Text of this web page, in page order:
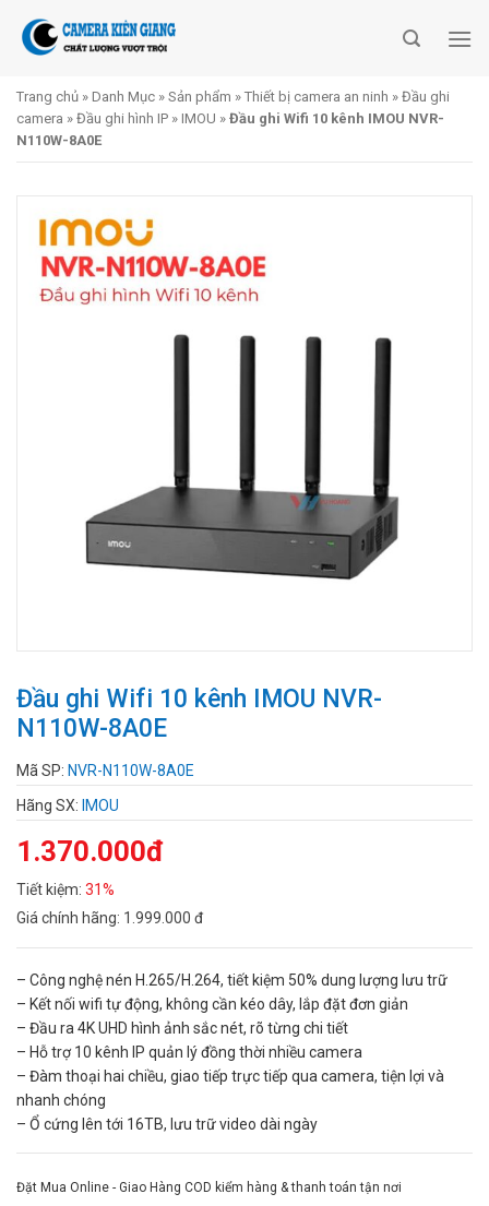
Trang chủ » Danh Mục » Sản phẩm » Thiết bị camera an ninh » Đầu ghi
camera » Đầu ghi hình IP » IMOU » Đầu ghi Wifi 10 kênh IMOU NVR-
N110W-8A0E
Đầu ghi Wifi 10 kênh IMOU NVR-
N110W-8A0E
Mã SP: NVR-N110W-8A0E
Hãng SX: IMOU
1.370.000đ
Tiết kiệm: 31%
Giá chính hãng: 1.999.000 đ
– Công nghệ nén H.265/H.264, tiết kiệm 50% dung lượng lưu trữ
– Kết nối wifi tự động, không cần kéo dây, lắp đặt đơn giản
– Đầu ra 4K UHD hình ảnh sắc nét, rõ từng chi tiết
– Hỗ trợ 10 kênh IP quản lý đồng thời nhiều camera
– Đàm thoại hai chiều, giao tiếp trực tiếp qua camera, tiện lợi và
nhanh chóng
– Ổ cứng lên tới 16TB, lưu trữ video dài ngày
Đặt Mua Online - Giao Hàng COD kiểm hàng & thanh toán tận nơi